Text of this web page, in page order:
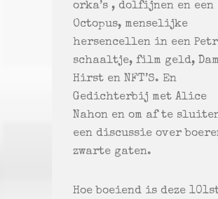
orka’s , dolfijnen en een
Octopus, menselijke
hersencellen in een
schaaltje, film geld,
Hirst en NFT’S. En
Gedichterbij met Alice
Nahon en om af te
een discussie over
zwarte gaten.
Hoe boeiend is deze